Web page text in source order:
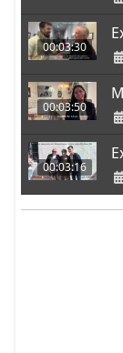
00:03:30
00:03:50
00:03:16